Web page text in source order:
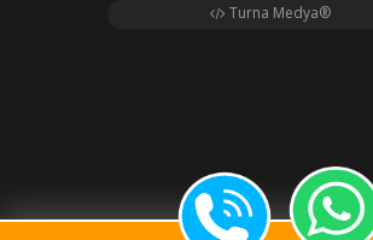
Turna Medya®